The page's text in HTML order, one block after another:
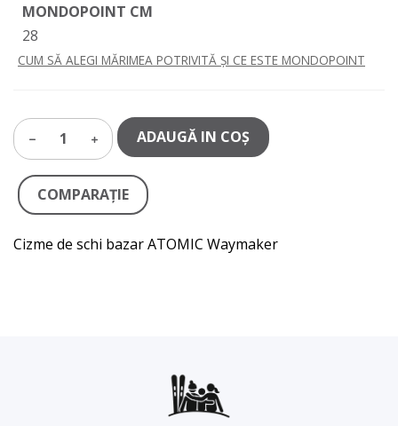
MONDOPOINT CM
28
CUM SĂ ALEGI MĂRIMEA POTRIVITĂ ȘI CE ESTE MONDOPOINT
1 ADAUGĂ IN COŞ
COMPARAŢIE
Cizme de schi bazar ATOMIC Waymaker